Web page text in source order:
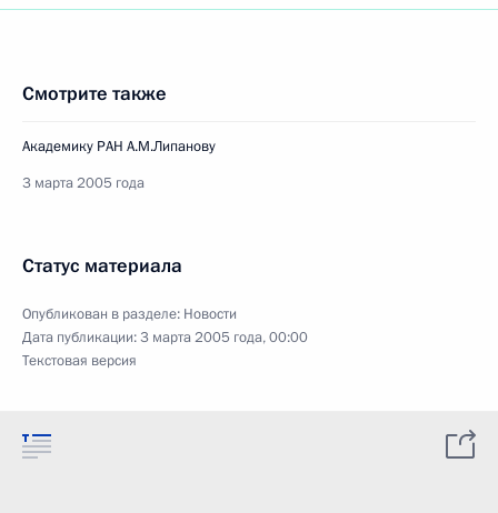
Смотрите также
Академику РАН А.М.Липанову
3 марта 2005 года
Статус материала
Опубликован в разделе: Новости
Дата публикации:3 марта 2005 года, 00:00
Текстовая версия